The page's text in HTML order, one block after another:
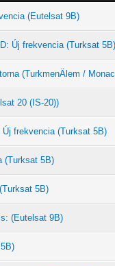
(Eutelsat 9B)
Új frekvencia (Turksat 5B)
(TurkmenÄlem /
20 (IS-20))
frekvencia (Turksat 5B)
(Turksat 5B)
5B)
(Eutelsat 9B)